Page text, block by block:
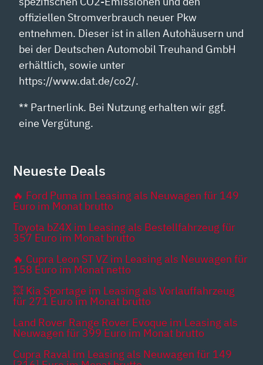
offiziellen Stromverbrauch neuer Pkw
entnehmen. Dieser ist in allen Autohäusern und
bei der Deutschen Automobil Treuhand GmbH
erhältlich, sowie unter
https://www.dat.de/co2/.
** Partnerlink. Bei Nutzung erhalten wir ggf.
eine Vergütung.
Neueste Deals
🔥 Ford Puma im Leasing als Neuwagen für 149
Euro im Monat brutto
Toyota bZ4X im Leasing als Bestellfahrzeug für
357 Euro im Monat brutto
🔥 Cupra Leon ST VZ im Leasing als Neuwagen für
158 Euro im Monat netto
💥 Kia Sportage im Leasing als Vorlauffahrzeug
für 271 Euro im Monat brutto
Land Rover Range Rover Evoque im Leasing als
Neuwagen für 399 Euro im Monat brutto
Cupra Raval im Leasing als Neuwagen für 149